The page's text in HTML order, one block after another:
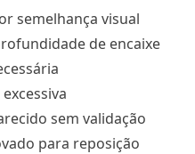
semelhança visual
de encaixe
sem validação
para reposição